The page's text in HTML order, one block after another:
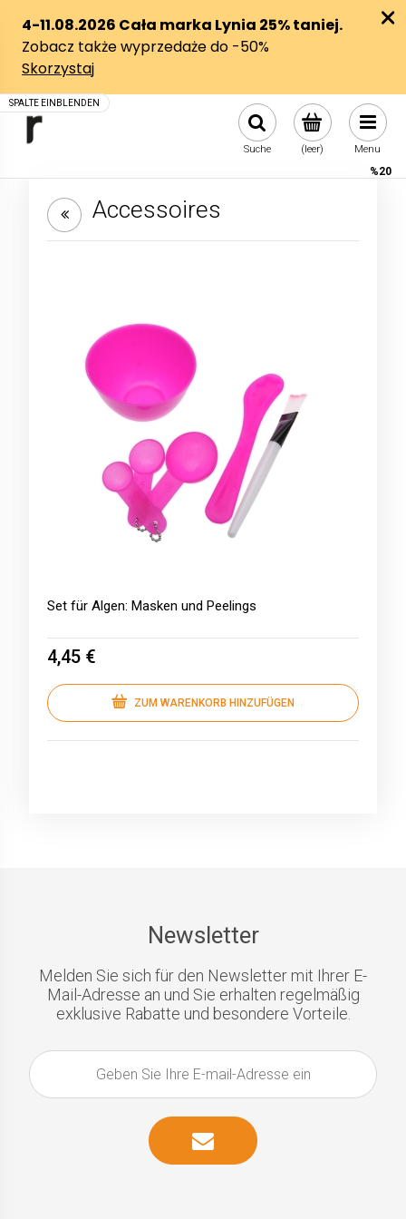
(leer)
Suche Menu
%20
Accessoires
Set für Algen: Masken und Peelings
4,45 €
ZUM WARENKORB HINZUFÜGEN
Newsletter
Melden Sie sich für den Newsletter mit Ihrer E-
Mail-Adresse an und Sie erhalten regelmäßig
exklusive Rabatte und besondere Vorteile.